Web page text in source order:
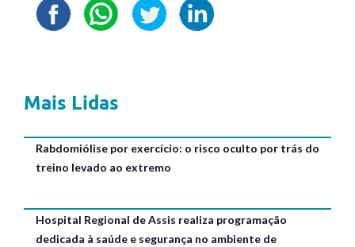
Mais Lidas
Rabdomiólise por exercício: o risco oculto por trás do
treino levado ao extremo
Hospital Regional de Assis realiza programação
dedicada à saúde e segurança no ambiente de